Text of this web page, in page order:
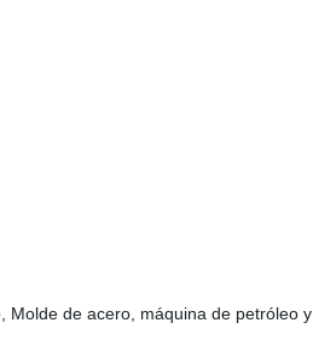
Molde de acero, máquina de petróleo